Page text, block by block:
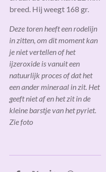
breed. Hij weegt 168 gr.
Deze toren heeft een rodelijn
in zitten, om dit moment kan
je niet vertellen of het
ijzeroxide is vanuit een
natuurlijk proces of dat het
een ander mineraal in zit. Het
geeft niet af en het zit in de
kleine barstje van het pyriet.
Zie foto